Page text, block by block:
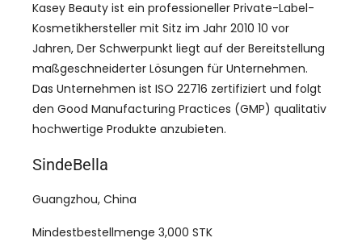
Kasey Beauty ist ein professioneller Private-Label-
Kosmetikhersteller mit Sitz im Jahr 2010 10 vor
Jahren, Der Schwerpunkt liegt auf der Bereitstellung
maßgeschneiderter Lösungen für Unternehmen.
Das Unternehmen ist ISO 22716 zertifiziert und folgt
den Good Manufacturing Practices (GMP) qualitativ
hochwertige Produkte anzubieten.
SindeBella
Guangzhou, China
Mindestbestellmenge 3,000 STK